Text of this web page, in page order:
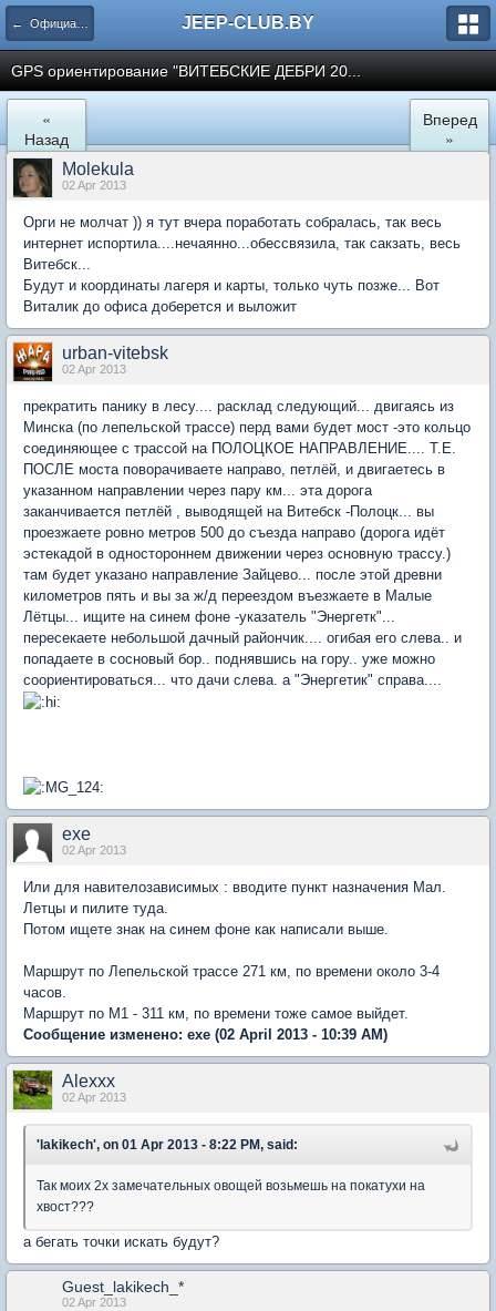
← Официальные клубные мероприятия JEEP-CLUB.BY
GPS ориентирование "ВИТЕБСКИЕ ДЕБРИ 20...
«
Назад
Вперед
»
Molekula
02 Apr 2013
Орги не молчат )) я тут вчера поработать собралась, так весь
интернет испортила....нечаянно...обессвязила, так сакзать, весь
Витебск...
Будут и координаты лагеря и карты, только чуть позже... Вот
Виталик до офиса доберется и выложит
urban-vitebsk
02 Apr 2013
прекратить панику в лесу.... расклад следующий... двигаясь из
Минска (по лепельской трассе) перд вами будет мост -это кольцо
соединяющее с трассой на ПОЛОЦКОЕ НАПРАВЛЕНИЕ.... Т.Е.
ПОСЛЕ моста поворачиваете направо, петлёй, и двигаетесь в
указанном направлении через пару км... эта дорога
заканчивается петлёй , выводящей на Витебск -Полоцк... вы
проезжаете ровно метров 500 до съезда направо (дорога идёт
эстекадой в одностороннем движении через основную трассу.)
там будет указано направление Зайцево... после этой древни
километров пять и вы за ж/д переездом въезжаете в Малые
Лётцы... ищите на синем фоне -указатель "Энергетк"...
пересекаете небольшой дачный райончик.... огибая его слева.. и
попадаете в сосновый бор.. поднявшись на гору.. уже можно
соориентироваться... что дачи слева. а "Энергетик" справа....
exe
02 Apr 2013
Или для навителозависимых : вводите пункт назначения Мал.
Летцы и пилите туда.
Потом ищете знак на синем фоне как написали выше.
Маршрут по Лепельской трассе 271 км, по времени около 3-4
часов.
Маршрут по М1 - 311 км, по времени тоже самое выйдет.
Сообщение изменено: exe (02 April 2013 - 10:39 AM)
Alexxx
02 Apr 2013
'lakikech', on 01 Apr 2013 - 8:22 PM, said:
Так моих 2х замечательных овощей возьмешь на покатухи на
хвост???
а бегать точки искать будут?
Guest_lakikech_*
02 Apr 2013